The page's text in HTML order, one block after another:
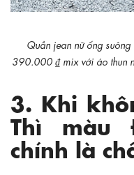
Quần jean nữ ống
390.000 ₫ mix với áo thun
3. Khi
Thì màu
chính là